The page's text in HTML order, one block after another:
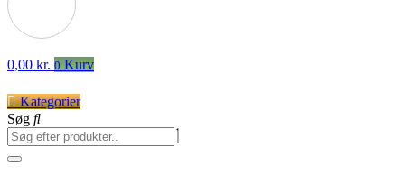
0,00 kr. 0 Kurv
Kategorier
Søg